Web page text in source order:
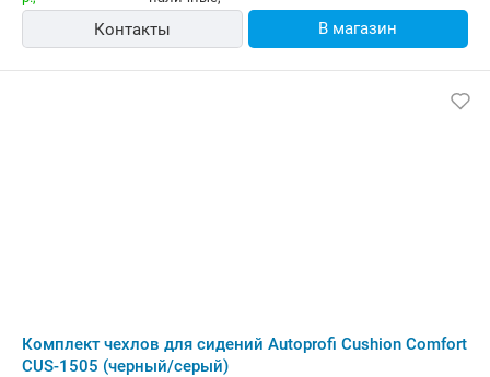
Контакты В магазин
Комплект чехлов для сидений Autoprofi Cushion Comfort
CUS-1505 (черный/серый)